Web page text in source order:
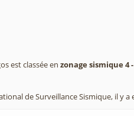
est classée en zonage sismique 4
de Surveillance Sismique, il y a